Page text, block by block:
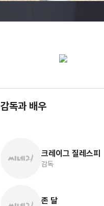
감독과 배우
크레이그 질레스피
감독
존 달